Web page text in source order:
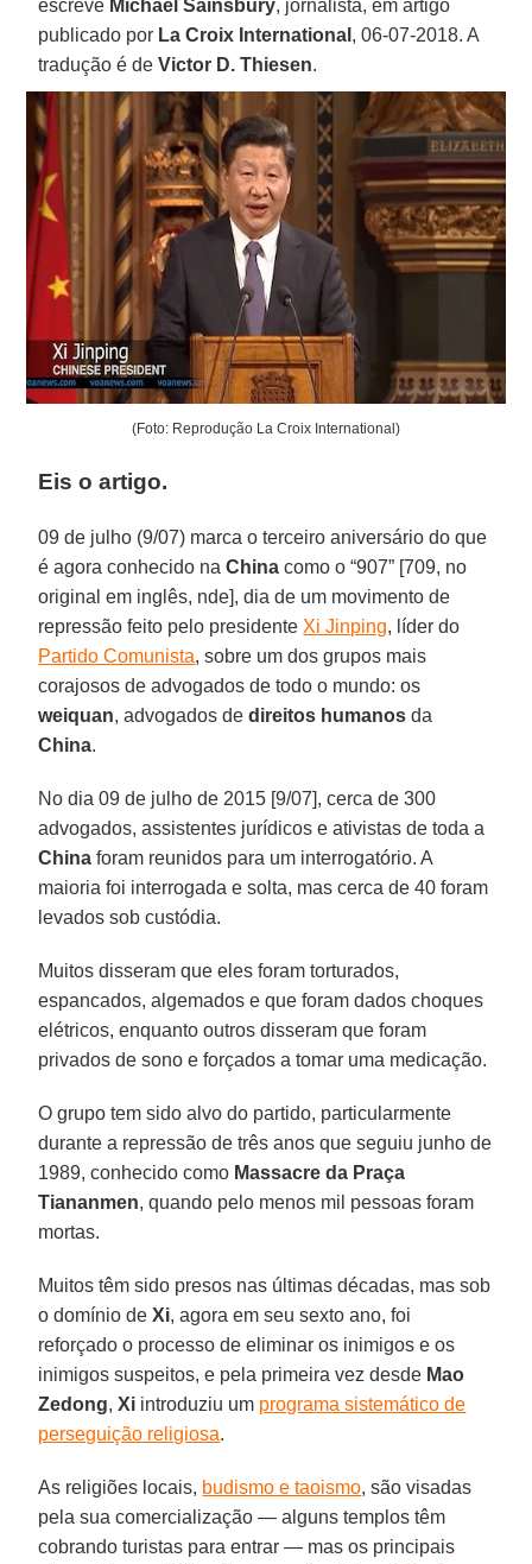
escreve Michael Sainsbury, jornalista, em artigo
publicado por La Croix International , 06-07-2018. A
tradução é deVictor D. Thiesen.
(Foto: Reprodução La Croix International)
Eis o artigo.
09 de julho (9/07) marca o terceiro aniversário do que
é agora conhecido naChina como o “907” [709, no
original em inglês, nde], dia de um movimento de
repressão feito pelo presidenteXi Jinping, líder do
Partido Comunista, sobre um dos grupos mais
corajosos de advogados de todo o mundo: os
weiquan, advogados dedireitos humanos da
China.
No dia 09 de julho de 2015 [9/07], cerca de 300
advogados, assistentes jurídicos e ativistas de toda a
China foram reunidos para um interrogatório. A
maioria foi interrogada e solta, mas cerca de 40 foram
levados sob custódia.
Muitos disseram que eles foram torturados,
espancados, algemados e que foram dados choques
elétricos, enquanto outros disseram que foram
privados de sono e forçados a tomar uma medicação.
O grupo tem sido alvo do partido, particularmente
durante a repressão de três anos que seguiu junho de
1989, conhecido como Massacre da Praça
Tiananmen, quando pelo menos mil pessoas foram
mortas.
Muitos têm sido presos nas últimas décadas, mas sob
o domínio deXi, agora em seu sexto ano, foi
reforçado o processo de eliminar os inimigos e os
inimigos suspeitos, e pela primeira vez desde Mao
Zedong,Xi introduziu um programa sistemático de
perseguição religiosa.
As religiões locais, budismo e taoismo, são visadas
pela sua comercialização — alguns templos têm
cobrando turistas para entrar — mas os principais